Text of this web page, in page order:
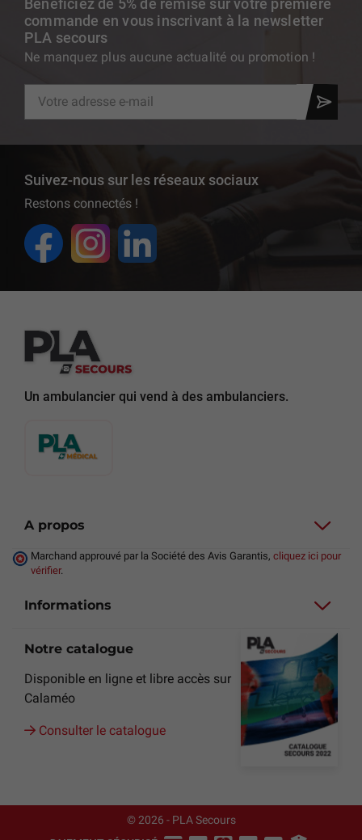
Bénéficiez de 5% de remise sur votre première
commande en vous inscrivant à la newsletter
PLA secours
Ne manquez plus aucune actualité ou promotion !
Suivez-nous sur les réseaux sociaux
Restons connectés !
Un ambulancier qui vend à des ambulanciers.
A propos
Marchand approuvé par la Société des Avis Garantis, cliquez ici pour
vérifier.
Informations
Notre catalogue
Disponible en ligne et libre accès sur
Calaméo
Consulter le catalogue
© 2026 - PLA Secours